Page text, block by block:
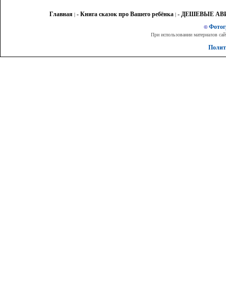
Главная | - Книга сказок про Вашего ребёнка | - ДЕШЕВЫЕ
©
При использовании материалов